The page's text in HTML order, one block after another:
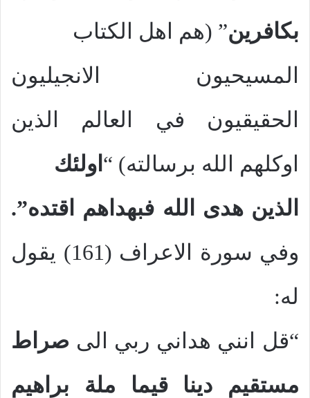
بكافرين” (هم اهل الكتاب
المسيحيون الانجيليون
الحقيقيون في العالم الذين
اوكلهم الله برسالته) “ اولئك
الذين هدى الله فبهداهم اقتده”.
وفي سورة الاعراف (161) يقول
له:
“قل انني هداني ربي الى صراط
مستقيم دينا قيما ملة براهيم